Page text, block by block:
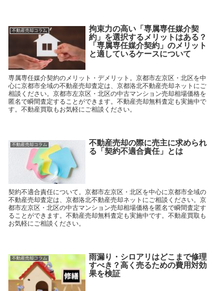
不動産売却コラム
拘束力の高い「専属専任媒介契
約」を選択するメリットはある？
「専属専任媒介契約」のメリット
と適しているケースについて
専属専任媒介契約のメリット・デメリット。京都市左京区・北区を中
心に京都市全域の不動産売却査定は、京都洛北不動産売却ネットにご
相談ください。京都市左京区・北区の中古マンション売却相場価格を
匿名で瞬間査定することができます。不動産売却無料査定も実施中で
す。不動産買取もお気軽にご相談ください。
不動産売却コラム
不動産売却の際に売主に求められ
る「契約不適合責任」とは
契約不適合責任について。京都市左京区・北区を中心に京都市全域の
不動産売却査定は、京都洛北不動産売却ネットにご相談ください。京
都市左京区・北区の中古マンション売却相場価格を匿名で瞬間査定す
ることができます。不動産売却無料査定も実施中です。不動産買取も
お気軽にご相談ください。
不動産売却コラム
雨漏り・シロアリはどこまで修理
すべき？高く売るための費用対効
果を検証